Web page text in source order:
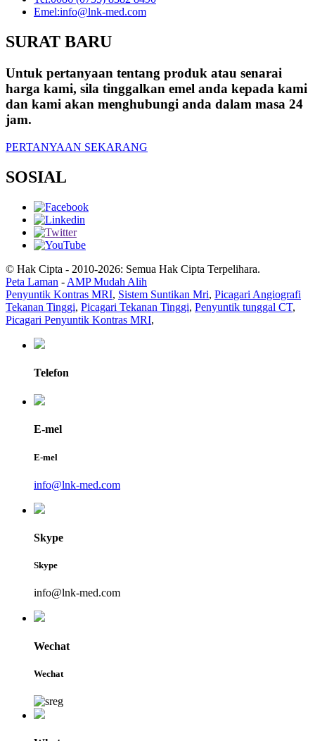
Emel:info@lnk-med.com
SURAT BARU
Untuk pertanyaan tentang produk atau senarai
harga kami, sila tinggalkan emel anda kepada kami
dan kami akan menghubungi anda dalam masa 24
jam.
PERTANYAAN SEKARANG
SOSIAL
© Hak Cipta - 2010-2026: Semua Hak Cipta Terpelihara.
Peta Laman - AMP Mudah Alih
Penyuntik Kontras MRI, Sistem Suntikan Mri, Picagari Angiografi
Tekanan Tinggi, Picagari Tekanan Tinggi, Penyuntik tunggal CT,
Picagari Penyuntik Kontras MRI,
Telefon
E-mel
E-mel
info@lnk-med.com
Skype
Skype
info@lnk-med.com
Wechat
Wechat